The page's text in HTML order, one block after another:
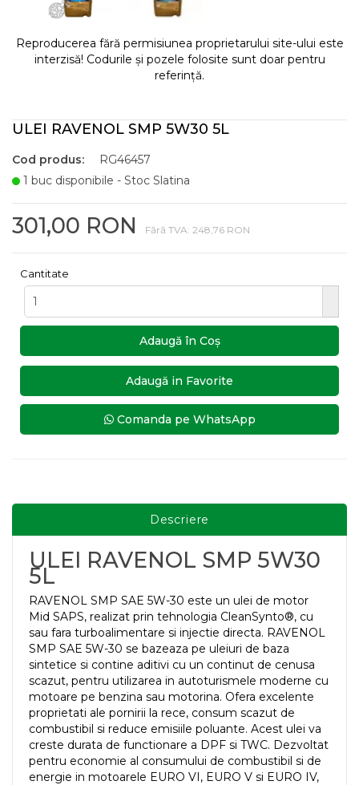
Reproducerea fără permisiunea proprietarului site-ului este
interzisă! Codurile și pozele folosite sunt doar pentru
referință.
ULEI RAVENOL SMP 5W30 5L
Cod produs:
RG46457
1 buc disponibile - Stoc Slatina
301,00 RON Fără TVA: 248,76 RON
Cantitate
Adaugă în Coş
Adaugă in Favorite
Comanda pe WhatsApp
Descriere
ULEI RAVENOL SMP 5W30
5L
RAVENOL SMP SAE 5W-30 este un ulei de motor
Mid SAPS, realizat prin tehnologia CleanSynto®, cu
sau fara turboalimentare si injectie directa. RAVENOL
SMP SAE 5W-30 se bazeaza pe uleiuri de baza
sintetice si contine aditivi cu un continut de cenusa
scazut, pentru utilizarea in autoturismele moderne cu
motoare pe benzina sau motorina. Ofera excelente
proprietati ale pornirii la rece, consum scazut de
combustibil si reduce emisiile poluante. Acest ulei va
creste durata de functionare a DPF si TWC. Dezvoltat
pentru economie al consumului de combustibil si de
energie in motoarele EURO VI, EURO V si EURO IV,